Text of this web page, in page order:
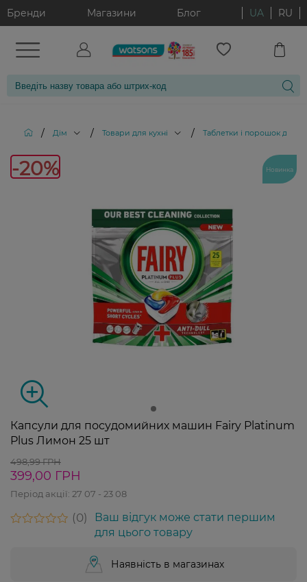
Бренди Магазини Блог UA RU
/ Дім / Товари для кухні / Таблетки і порошок для
-20% Новинка
Капсули для посудомийних машин Fairy Platinum
Plus Лимон 25 шт
498,99 ГРН
399,00 ГРН
Період акції: 27 07 - 23 08
0
Ваш відгук може стати першим
для цього товару
Наявність в магазинах